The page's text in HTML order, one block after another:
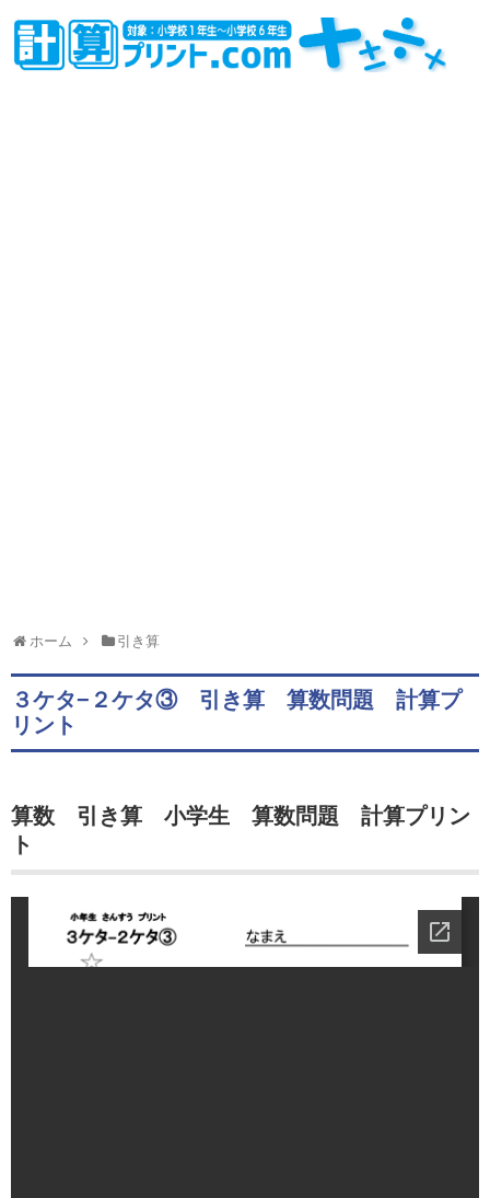
ホーム 引き算
３ケタ−２ケタ③ 引き算 算数問題 計算プ
リント
算数 引き算 小学生 算数問題 計算プリン
ト